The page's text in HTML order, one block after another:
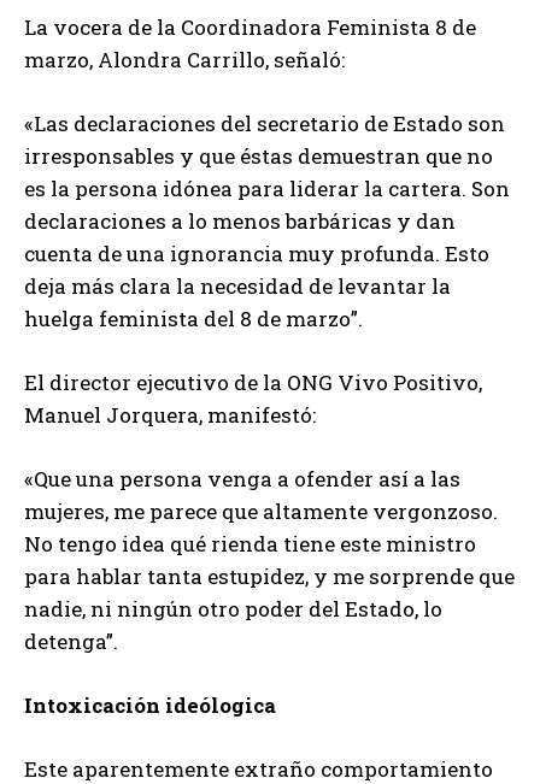
La vocera de la Coordinadora Feminista 8 de
marzo, Alondra Carrillo, señaló:
«Las declaraciones del secretario de Estado son
irresponsables y que éstas demuestran que no
es la persona idónea para liderar la cartera. Son
declaraciones a lo menos barbáricas y dan
cuenta de una ignorancia muy profunda. Esto
deja más clara la necesidad de levantar la
huelga feminista del 8 de marzo”.
El director ejecutivo de la ONG Vivo Positivo,
Manuel Jorquera, manifestó:
«Que una persona venga a ofender así a las
mujeres, me parece que altamente vergonzoso.
No tengo idea qué rienda tiene este ministro
para hablar tanta estupidez, y me sorprende que
nadie, ni ningún otro poder del Estado, lo
detenga”.
Intoxicación ideólogica
Este aparentemente extraño comportamiento